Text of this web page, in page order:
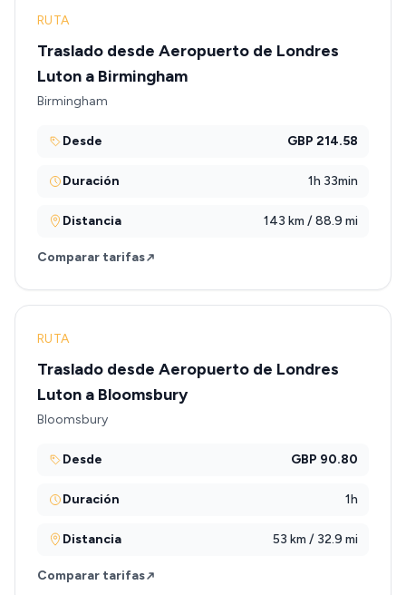
RUTA
Traslado desde Aeropuerto de Londres
Luton a Birmingham
Birmingham
Desde GBP 214.58
Duración 1h 33min
Distancia 143 km / 88.9 mi
Comparar tarifas
RUTA
Traslado desde Aeropuerto de Londres
Luton a Bloomsbury
Bloomsbury
Desde GBP 90.80
Duración 1h
Distancia 53 km / 32.9 mi
Comparar tarifas